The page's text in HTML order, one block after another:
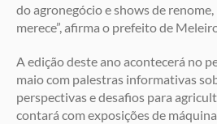
do agronegócio e shows de
merece”, afirma o prefeito de
A edição deste ano acontecerá no
maio com palestras informativas
perspectivas e desafios para
contará com exposições de